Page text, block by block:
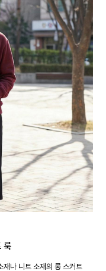
룩
재나 니트 소재의 롱 스커트